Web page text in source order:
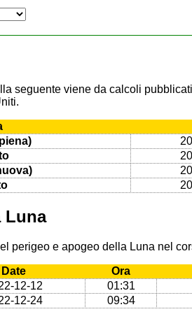
seguente viene da calcoli
Luna
perigeo e apogeo della Luna nel
Date Ora
12-12 01:31
12-24 09:34